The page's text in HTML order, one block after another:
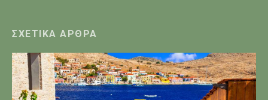
ΣΧΕΤΙΚΆ ΆΡΘΡΑ